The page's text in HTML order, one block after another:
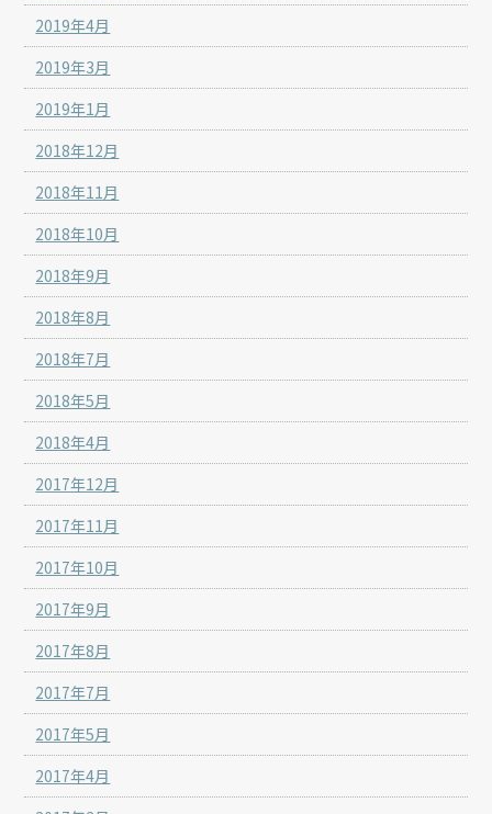
2019年4月
2019年3月
2019年1月
2018年12月
2018年11月
2018年10月
2018年9月
2018年8月
2018年7月
2018年5月
2018年4月
2017年12月
2017年11月
2017年10月
2017年9月
2017年8月
2017年7月
2017年5月
2017年4月